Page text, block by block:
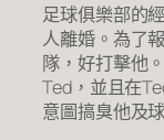
足球俱樂部的
人離婚。為了
隊，好打擊他
Ted，並且在
意圖搞臭他及